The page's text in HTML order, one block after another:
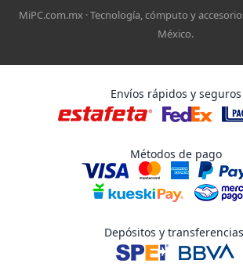
MiPC.com.mx · Tecnología, cómputo y
México.
Envíos rápidos y seguros
Métodos de pago
Depósitos y